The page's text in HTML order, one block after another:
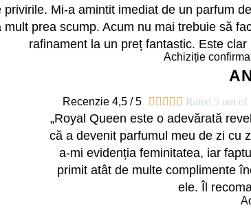
privirile. Mi-a amintit imediat de un parfum
mult prea scump. Acum nu mai trebuie să
rafinament la un preț fantastic. Este clar
Achiziție
Recenzie 4,5 / 5      Rated 5 out of
„Royal Queen este o adevărată
că a devenit parfumul meu de zi cu
a-mi evidenția feminitatea, iar
primit atât de multe complimente
ele. Îl